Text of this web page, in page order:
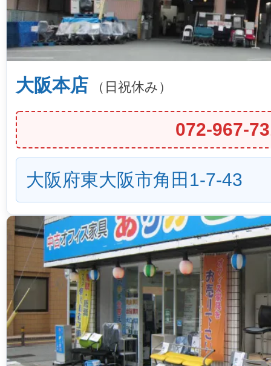
大阪本店 （日祝休み）
072-967-
大阪府東大阪市角田1-7-43